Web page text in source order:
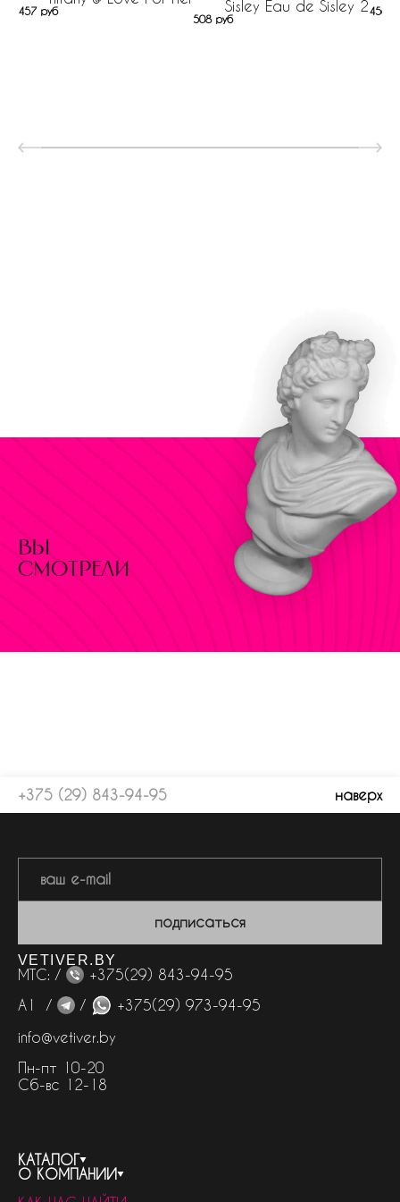
457 руб Sisley Eau de Sisley 2
508 руб
456
вы
смотрели
+375 (29) 843-94-95 наверх
подписаться
VETIVER.BY
МТС: /
+375(29) 843-94-95
А1 /
/
+375(29) 973-94-95
info@vetiver.by
Пн-пт 10-20
Сб-вс 12-18
КАТАЛОГ
О КОМПАНИИ